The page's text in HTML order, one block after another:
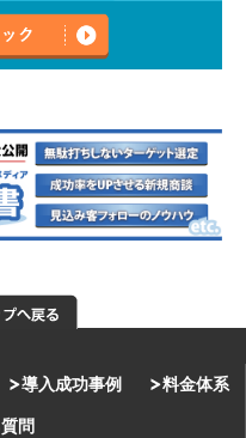
導入成功事例 料金体系
問